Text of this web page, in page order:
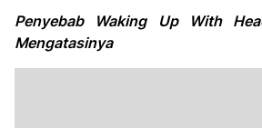
Penyebab Waking Up With
Mengatasinya